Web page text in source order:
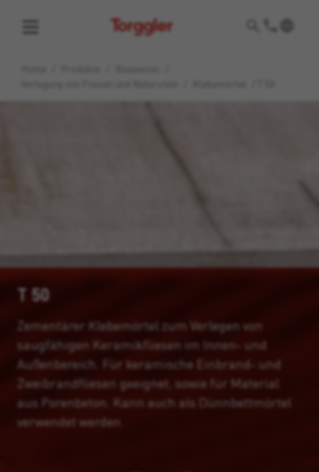
Torggler
T 50
Zementärer Klebemörtel zum Verlegen von
saugfähigen Keramikfliesen im Innen- und
Außenbereich. Für keramische Einbrand- und
Zweibrandfliesen geeignet, sowie für Material
aus Porenbeton. Kann auch als Dünnbettmörtel
verwendet werden.